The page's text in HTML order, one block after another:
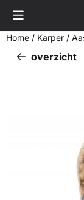
Home / Karper /
overzicht